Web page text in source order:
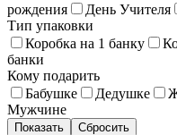
рождения
День Учителя
Тип упаковки
Коробка на 1 банку
банки
Кому подарить
Бабушке
Дедушке
Мужчине